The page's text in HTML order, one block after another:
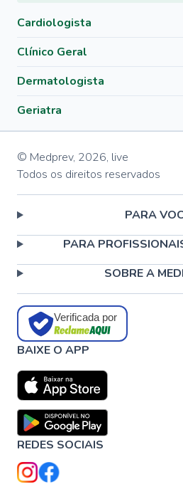
Cardiologista
Clínico Geral
Dermatologista
Geriatra
© Medprev, 2026, live
Todos os direitos reservados
PARA
PARA
SOBRE A
Verificada por
BAIXE O APP
REDES SOCIAIS